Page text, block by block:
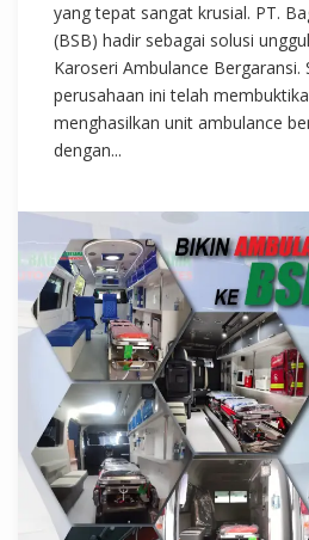
yang tepat sangat krusial. PT.
(BSB) hadir sebagai solusi
Karoseri Ambulance Bergaransi.
perusahaan ini telah
menghasilkan unit ambulance
dengan...